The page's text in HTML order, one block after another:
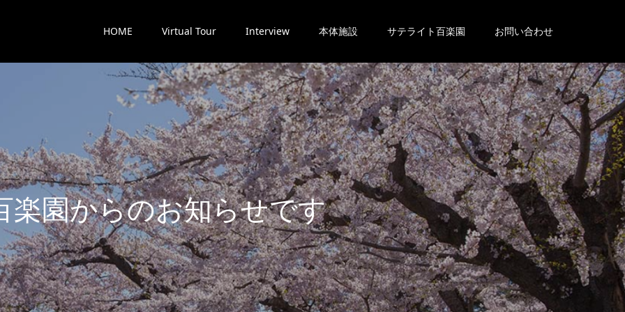
HOME Virtual Tour Interview 本体施設 サテライト百楽園 お問い合わせ
楽園からのお知らせです。
最